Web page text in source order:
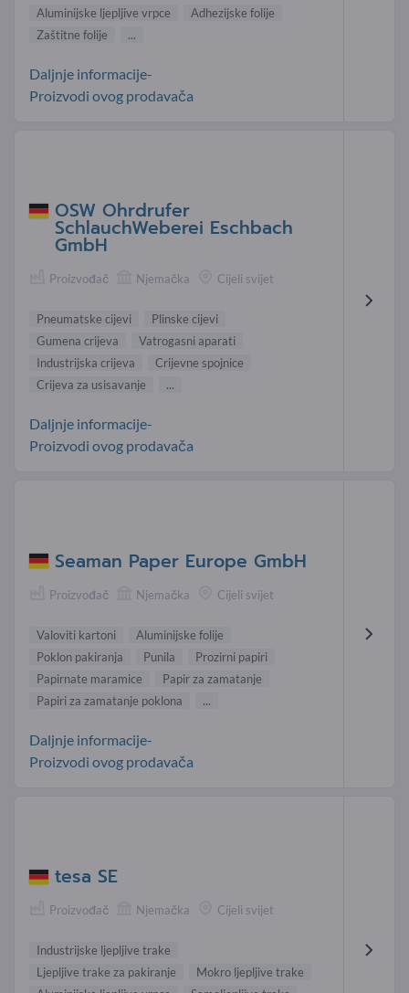
Aluminijske ljepljive vrpce
Adhezijske folije
Zaštitne folije
...
Daljnje informacije-
Proizvodi ovog prodavača
OSW Ohrdrufer
SchlauchWeberei Eschbach
GmbH
Proizvođač Njemačka Cijeli svijet
Pneumatske cijevi
Plinske cijevi
Gumena crijeva
Vatrogasni aparati
Industrijska crijeva
Crijevne spojnice
Crijeva za usisavanje
...
Daljnje informacije-
Proizvodi ovog prodavača
Seaman Paper Europe GmbH
Proizvođač Njemačka Cijeli svijet
Valoviti kartoni
Aluminijske folije
Poklon pakiranja
Punila
Prozirni papiri
Papirnate maramice
Papir za zamatanje
Papiri za zamatanje poklona
...
Daljnje informacije-
Proizvodi ovog prodavača
tesa SE
Proizvođač Njemačka Cijeli svijet
Industrijske ljepljive trake
Ljepljive trake za pakiranje
Mokro ljepljive trake